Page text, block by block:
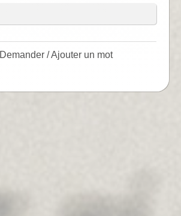
Demander / Ajouter un mot